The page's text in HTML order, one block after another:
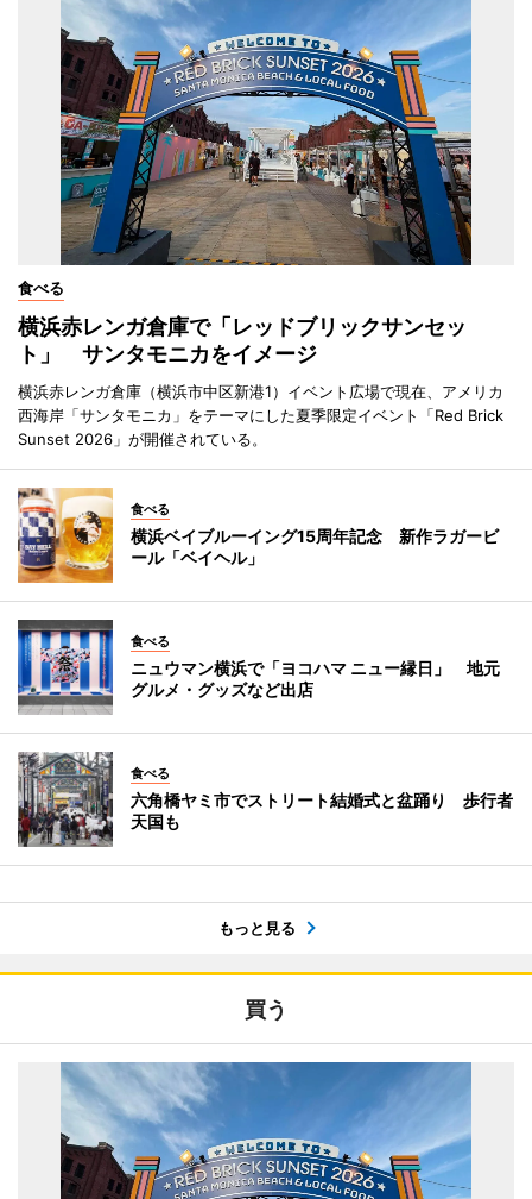
食べる
横浜赤レンガ倉庫で「レッドブリックサンセッ
ト」 サンタモニカをイメージ
横浜赤レンガ倉庫（横浜市中区新港1）イベント広場で現在、アメリカ
西海岸「サンタモニカ」をテーマにした夏季限定イベント「Red Brick
Sunset 2026」が開催されている。
食べる
横浜ベイブルーイング15周年記念 新作ラガービ
ール「ベイヘル」
食べる
ニュウマン横浜で「ヨコハマ ニュー縁日」 地元
グルメ・グッズなど出店
食べる
六角橋ヤミ市でストリート結婚式と盆踊り 歩行者
天国も
もっと見る
買う